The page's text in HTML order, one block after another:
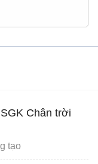
Chân trời
tạo